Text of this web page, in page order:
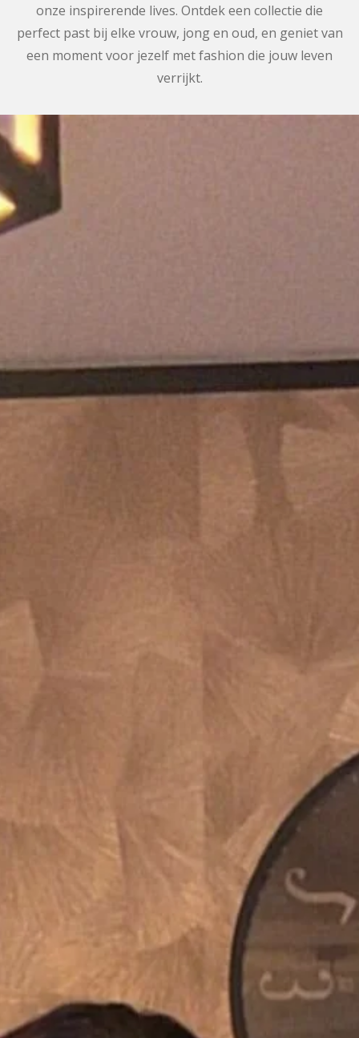
onze inspirerende lives. Ontdek een collectie die
perfect past bij elke vrouw, jong en oud, en geniet van
een moment voor jezelf met fashion die jouw leven
verrijkt.